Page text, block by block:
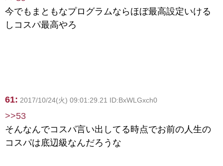
今でもまともなプログラムならほぼ最高設定いける
しコスパ最高やろ
61: 2017/10/24(火) 09:01:29.21 ID:BxWLGxch0
>>53
そんなんでコスパ言い出してる時点でお前の人生の
コスパは底辺級なんだろうな